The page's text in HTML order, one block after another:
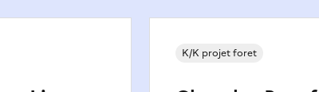
K/K projet foret